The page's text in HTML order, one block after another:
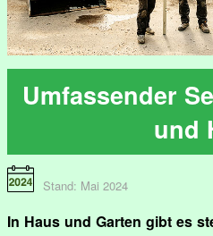
Umfassender
und
Stand: Mai 2024
In Haus und Garten gibt es